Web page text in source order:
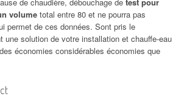
volume total entre 80 et ne pourra pas
permet de ces données. Sont pris le
une solution de votre installation et chauffe-eau
économies considérables économies que